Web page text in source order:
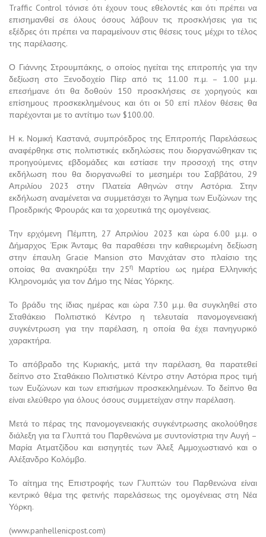
Traffic Control τόνισε ότι έχουν τους εθελοντές και ότι πρέπει να
επισημανθεί σε όλους όσους λάβουν τις προσκλήσεις για τις
εξέδρες ότι πρέπει να παραμείνουν στις θέσεις τους μέχρι το τέλος
της παρέλασης.
Ο Γιάννης Στρουμπάκης, ο οποίος ηγείται της επιτροπής για την
δεξίωση στο Ξενοδοχείο Πίερ από τις 11.00 π.μ. – 1.00 μ.μ.
επεσήμανε ότι θα δοθούν 150 προσκλήσεις σε χορηγούς και
επίσημους προσκεκλημένους και ότι οι 50 επί πλέον θέσεις θα
παρέχονται με το αντίτιμο των $100.00.
Η κ. Νομική Καστανά, συμπρόεδρος της Επιτροπής Παρελάσεως
αναφέρθηκε στις πολιτιστικές εκδηλώσεις που διοργανώθηκαν τις
προηγούμενες εβδομάδες και εστίασε την προσοχή της στην
εκδήλωση που θα διοργανωθεί το μεσημέρι του Σαββάτου, 29
Απριλίου 2023 στην Πλατεία Αθηνών στην Αστόρια. Στην
εκδήλωση αναμένεται να συμμετάσχει το Άγημα των Ευζώνων της
Προεδρικής Φρουράς και τα χορευτικά της ομογένειας.
Την ερχόμενη Πέμπτη, 27 Απριλίου 2023 και ώρα 6.00 μ.μ. ο
Δήμαρχος Έρικ Άνταμς θα παραθέσει την καθιερωμένη δεξίωση
στην έπαυλη Gracie Mansion στο Μανχάταν στο πλαίσιο της
οποίας θα ανακηρύξει την 25η
Μαρτίου ως ημέρα Ελληνικής
Κληρονομιάς για τον Δήμο της Νέας Υόρκης.
Το βράδυ της ίδιας ημέρας και ώρα 7.30 μ.μ. θα συγκληθεί στο
Σταθάκειο Πολιτιστικό Κέντρο η τελευταία πανομογενειακή
συγκέντρωση για την παρέλαση, η οποία θα έχει πανηγυρικό
χαρακτήρα.
Το απόβραδο της Κυριακής, μετά την παρέλαση, θα παρατεθεί
δείπνο στο Σταθάκειο Πολιτιστικό Κέντρο στην Αστόρια προς τιμή
των Ευζώνων και των επισήμων προσκεκλημένων. Το δείπνο θα
είναι ελεύθερο για όλους όσους συμμετείχαν στην παρέλαση.
Μετά το πέρας της πανομογενειακής συγκέντρωσης ακολούθησε
διάλεξη για τα Γλυπτά του Παρθενώνα με συντονίστρια την Αυγή –
Μαρία Ατματζίδου και εισηγητές των Άλεξ Αμμοχωστιανό και ο
Αλέξανδρο Κολόμβο.
Το αίτημα της Επιστροφής των Γλυπτών του Παρθενώνα είναι
κεντρικό θέμα της φετινής παρελάσεως της ομογένειας στη Νέα
Υόρκη.
(www.panhellenicpost.com)